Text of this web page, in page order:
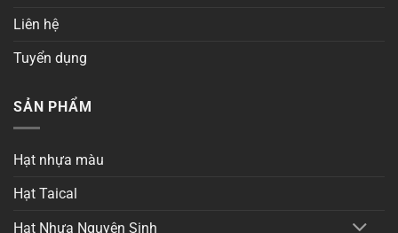
Liên hệ
Tuyển dụng
SẢN PHẨM
Hạt nhựa màu
Hạt Taical
Hạt Nhựa Nguyên Sinh